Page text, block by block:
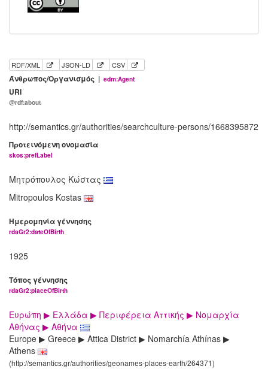
RDF/XML JSON-LD CSV
Άνθρωπος/Οργανισμός | edm:Agent
URI
@rdf:about
http://semantics.gr/authorities/searchculture-persons/1668395872
Προτεινόμενη ονομασία
skos:prefLabel
Μητρόπουλος Κώστας
Mitropoulos Kostas
Ημερομηνία γέννησης
rdaGr2:dateOfBirth
1925
Τόπος γέννησης
rdaGr2:placeOfBirth
Ευρώπη ▶ Ελλάδα ▶ Περιφέρεια Αττικής ▶ Νομαρχία
Αθήνας ▶ Αθήνα
Europe ▶ Greece ▶ Attica District ▶ Nomarchía Athínas ▶
Athens
(http://semantics.gr/authorities/geonames-places-earth/264371)